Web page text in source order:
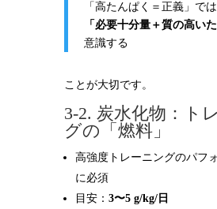
「高たんぱく＝正義」では
「必要十分量＋質の高い
意識する
ことが大切です。
3-2. 炭水化物：ト
グの「燃料」
高強度トレーニングのパフ
に必須
目安： 3〜5 g/kg/日